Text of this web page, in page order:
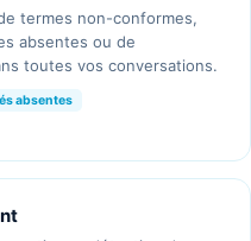
termes non-conformes,
absentes ou de
toutes vos conversations.
absentes